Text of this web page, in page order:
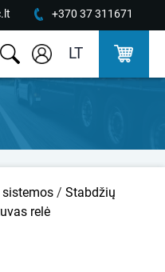
+370 37 311671
LT
sistemos / Stabdžių
relė